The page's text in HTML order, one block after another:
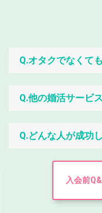
Q.オタクでなくて
Q.他の婚活サービ
Q.どんな人が成功
入会前